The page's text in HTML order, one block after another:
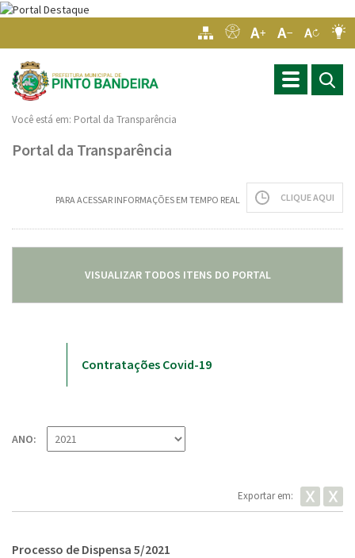
Toggle
navigation
Você está em: Portal da Transparência
Portal da Transparência
PARA ACESSAR INFORMAÇÕES EM TEMPO REAL CLIQUE AQUI
VISUALIZAR TODOS ITENS DO PORTAL
Contratações Covid-19
ANO:
Exportar em:
Processo de Dispensa 5/2021